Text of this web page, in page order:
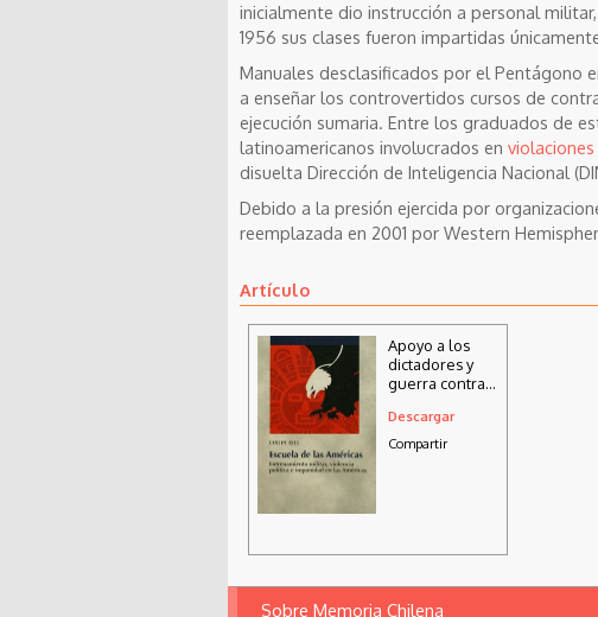
inicialmente dio instrucción a personal
1956 sus clases fueron impartidas
Manuales desclasificados por el Pentágono
a enseñar los controvertidos cursos de
ejecución sumaria. Entre los graduados de
latinoamericanos involucrados en
disuelta Dirección de Inteligencia Nacional
Debido a la presión ejercida por
reemplazada en 2001 por Western
Artículo
Apoyo a los
dictadores y
guerra contra
Alianzas
estratégicas
Descargar
Compartir
Sobre Memoria Chilena